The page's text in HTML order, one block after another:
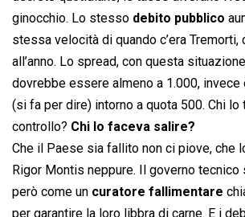
ginocchio. Lo stesso debito pubblico
stessa velocità di quando c’era
all’anno. Lo spread, con questa
dovrebbe essere almeno a 1.000,
(si fa per dire) intorno a quota 500. Chi
controllo? Chi lo faceva salire?
Che il Paese sia fallito non ci piove, che
Rigor Montis neppure. Il governo
però come un curatore fallimentare
per garantire la loro libbra di carne. E i